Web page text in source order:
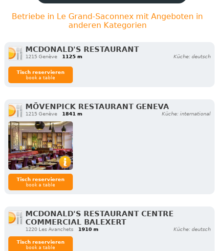
Betriebe in Le Grand-Saconnex mit Angeboten in
anderen Kategorien
MCDONALD'S RESTAURANT
1215 Genève 1125 m Küche: deutsch
Tisch reservieren
book a table
MÖVENPICK RESTAURANT GENEVA
1215 Genève 1841 m Küche: international
Tisch reservieren
book a table
MCDONALD'S RESTAURANT CENTRE
COMMERCIAL BALEXERT
1220 Les Avanchets 1910 m Küche: deutsch
Tisch reservieren
book a table